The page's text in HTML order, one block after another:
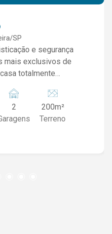
SP
e segurança
mais exclusivos de
totalmente
ambientes
de acabamento,
imóvel pronto para
familiares e
2
200m²
Terreno